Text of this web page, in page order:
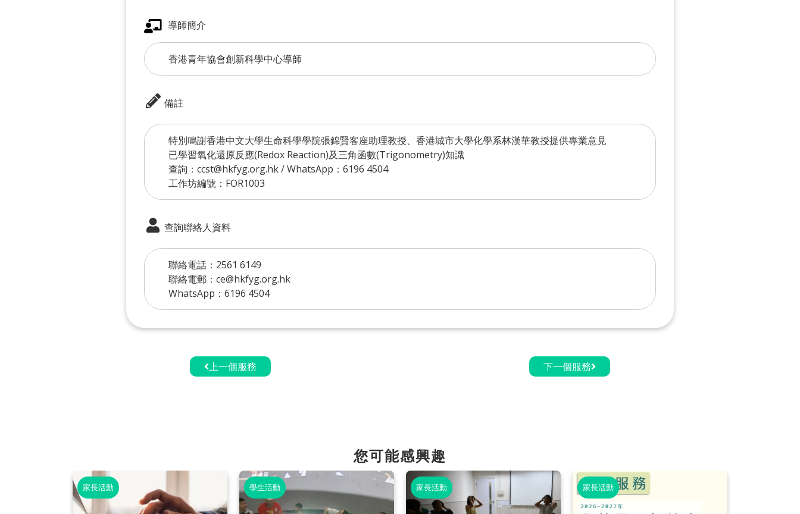
導師簡介
香港青年協會創新科學中心導師
備註
特別鳴謝香港中文大學生命科學學院張錦賢客座助理教授、香港城市大學化學系林漢華教授提供專業意見
已學習氧化還原反應(Redox Reaction)及三角函數(Trigonometry)知識
查詢：ccst@hkfyg.org.hk / WhatsApp：6196 4504
工作坊編號：FOR1003
查詢聯絡人資料
聯絡電話：2561 6149
聯絡電郵：ce@hkfyg.org.hk
WhatsApp：6196 4504
上一個服務 下一個服務
您可能感興趣
家長活動 學生活動 家長活動 家長活動